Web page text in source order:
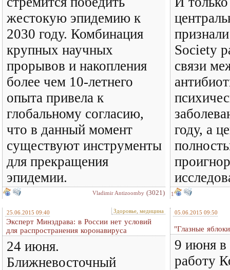
жестокую эпидемию к
2030 году. Комбинация
крупных научных
прорывов и накопления
более чем 10-летнего
опыта привела к
глобальному согласию,
что в данный момент
существуют инструменты
для прекращения
эпидемии.
Vladimir Antizoomby (3021)
Society
связи
году, а
1
25.06.2015 09:40 Здоровье, медицина
Эксперт Минздрава: в России нет условий
для распространения коронавируса
24 июня.
Ближневосточный
05.06.2015 09:50
"Глазные
9 июня в
работу